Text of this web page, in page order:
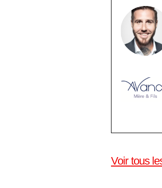
Voir tous